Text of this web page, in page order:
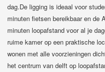
dag.De ligging is ideaal voor
minuten fietsen bereikbaar en de
minuten loopafstand voor al je
ruime kamer op een praktische
wonen met alle voorzieningen
het centrum van delft op